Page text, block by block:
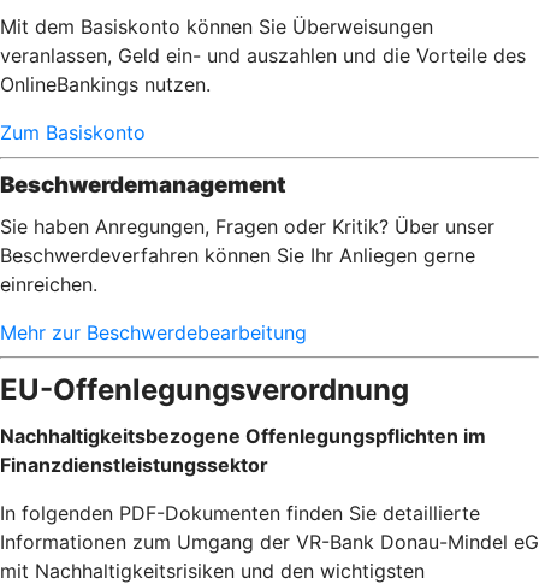
Mit dem Basiskonto können Sie Überweisungen
veranlassen, Geld ein- und auszahlen und die Vorteile des
OnlineBankings nutzen.
Zum Basiskonto
Beschwerdemanagement
Sie haben Anregungen, Fragen oder Kritik? Über unser
Beschwerdeverfahren können Sie Ihr Anliegen gerne
einreichen.
Mehr zur Beschwerdebearbeitung
EU-Offenlegungsverordnung
Nachhaltigkeitsbezogene Offenlegungspflichten im
Finanzdienstleistungssektor
In folgenden PDF-Dokumenten finden Sie detaillierte
Informationen zum Umgang der VR-Bank Donau-Mindel eG
mit Nachhaltigkeitsrisiken und den wichtigsten